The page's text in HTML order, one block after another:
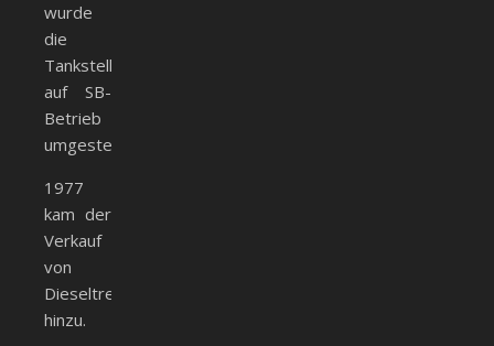
wurde
die
Tankstelle
auf SB-
Betrieb
umgestellt.
1977
kam der
Verkauf
von
Dieseltreibstoff
hinzu.